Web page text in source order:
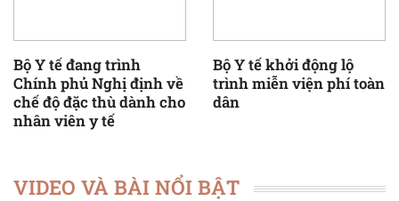
Bộ Y tế đang trình
Chính phủ Nghị định về
chế độ đặc thù dành cho
nhân viên y tế
Bộ Y tế khởi động lộ
trình miễn viện phí toàn
dân
VIDEO VÀ BÀI NỔI BẬT